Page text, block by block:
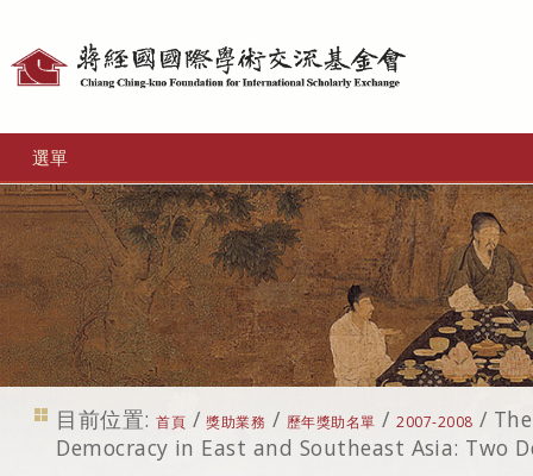
選單
目前位置: 首頁 /獎助業務 / 歷年獎助名單 /2007-2008 /
Democracy in East and Southeast Asia: Two